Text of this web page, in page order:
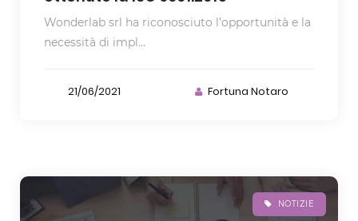
Wonderlab srl ha riconosciuto l’opportunità e la
necessità di impl...
21/06/2021 Fortuna Notaro
NOTIZIE